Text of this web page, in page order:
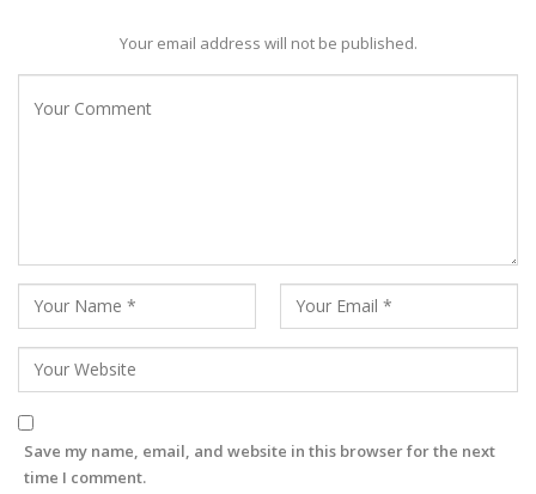
Your email address will not be published.
Save my name, email, and website in this browser for the next
time I comment.